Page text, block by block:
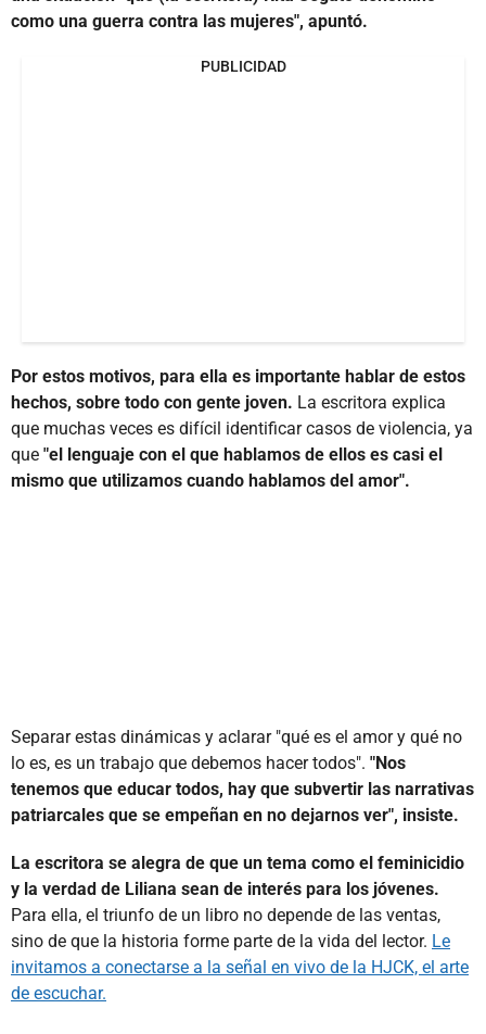
como una guerra contra las mujeres", apuntó.
PUBLICIDAD
Por estos motivos, para ella es importante hablar de estos
hechos, sobre todo con gente joven. La escritora explica
que muchas veces es difícil identificar casos de violencia, ya
que "el lenguaje con el que hablamos de ellos es casi el
mismo que utilizamos cuando hablamos del amor".
Separar estas dinámicas y aclarar "qué es el amor y qué no
lo es, es un trabajo que debemos hacer todos". "Nos
tenemos que educar todos, hay que subvertir las narrativas
patriarcales que se empeñan en no dejarnos ver", insiste.
La escritora se alegra de que un tema como el feminicidio
y la verdad de Liliana sean de interés para los jóvenes.
Para ella, el triunfo de un libro no depende de las ventas,
sino de que la historia forme parte de la vida del lector. Le
invitamos a conectarse a la señal en vivo de la HJCK, el arte
de escuchar.